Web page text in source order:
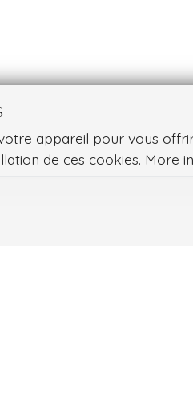
appareil pour vous
de ces cookies. More